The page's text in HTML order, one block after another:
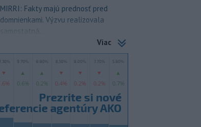
MIRRI: Fakty majú prednosť pred
domnienkami. Výzvu realizovala
samostatná...
Viac